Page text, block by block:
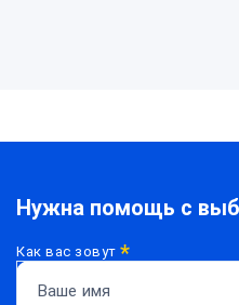
Нужна помощь с
Как вас зовут*